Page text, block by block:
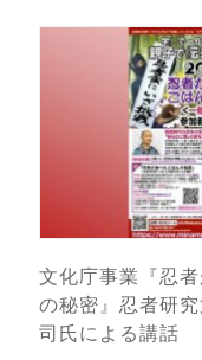
文化庁事業『忍
の秘密』忍者研
司氏による講話